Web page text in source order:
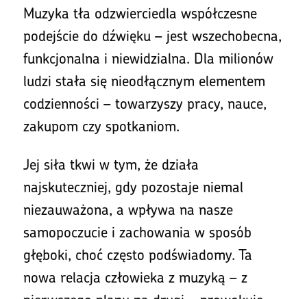
Muzyka tła odzwierciedla współczesne
podejście do dźwięku – jest wszechobecna,
funkcjonalna i niewidzialna. Dla milionów
ludzi stała się nieodłącznym elementem
codzienności – towarzyszy pracy, nauce,
zakupom czy spotkaniom.
Jej siła tkwi w tym, że działa
najskuteczniej, gdy pozostaje niemal
niezauważona, a wpływa na nasze
samopoczucie i zachowania w sposób
głęboki, choć często podświadomy. Ta
nowa relacja człowieka z muzyką – z